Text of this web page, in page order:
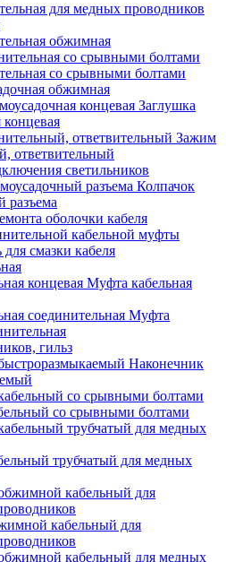
для медных проводников
обжимная
со срывными болтами
обжимная
Заглушка
концевая
Зажим
ответвительный
светильников
Колпачок
разъема
оболочки кабеля
кабельной муфты
смазки кабеля
Муфта кабельная
Муфта
гильз
Наконечник
со срывными болтами
трубчатый для медных
кабельный для